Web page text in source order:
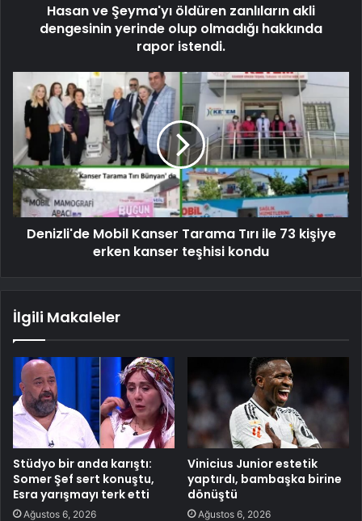
Hasan ve Şeyma'yı öldüren zanlıların akli
dengesinin yerinde olup olmadığı hakkında
rapor istendi.
Denizli'de Mobil Kanser Tarama Tırı ile 73 kişiye
erken kanser teşhisi kondu
İlgili Makaleler
Stüdyo bir anda karıştı:
Somer Şef sert konuştu,
Esra yarışmayı terk etti
Ağustos 6, 2026
Vinicius Junior estetik
yaptırdı, bambaşka birine
dönüştü
Ağustos 6, 2026